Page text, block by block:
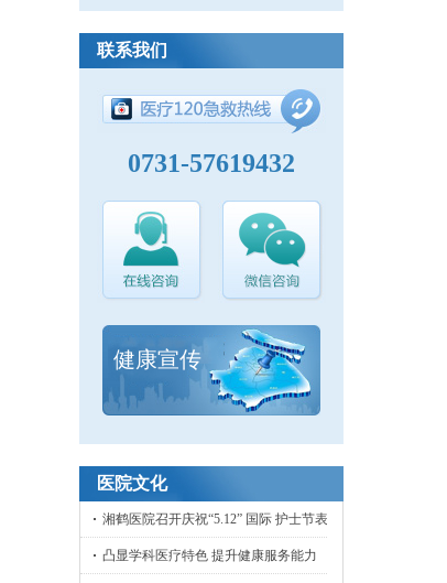
联系我们
0731-57619432
健康宣传
医院文化
湘鹤医院召开庆祝“5.12” 国际 护士节表彰大会
凸显学科医疗特色 提升健康服务能力